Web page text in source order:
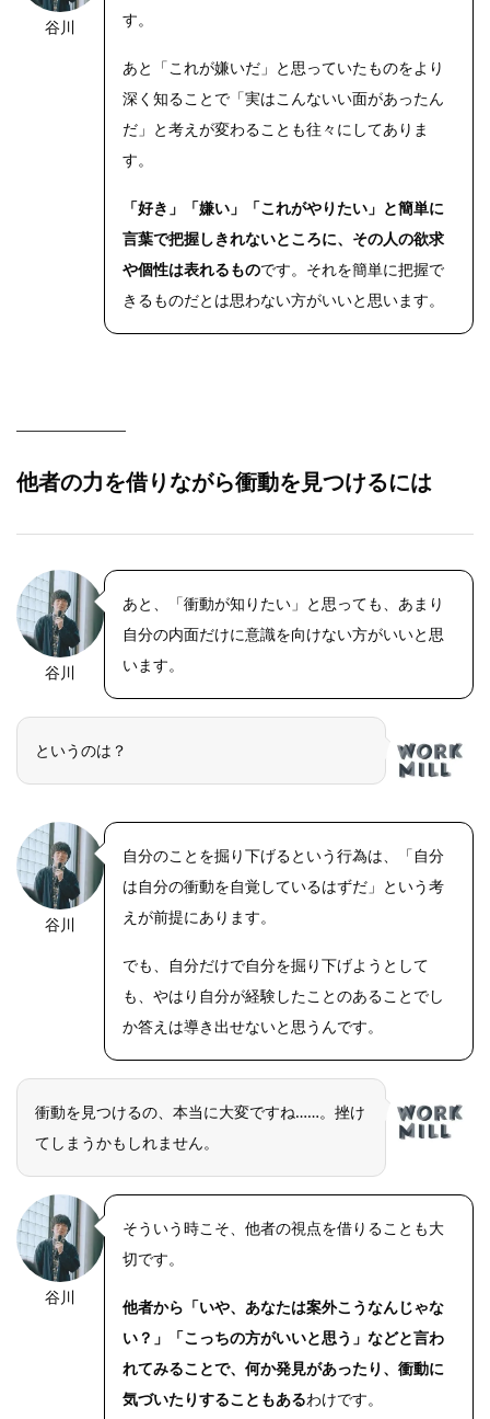
谷川
す。
あと「これが嫌いだ」と思っていたものをより
深く知ることで「実はこんないい面があったん
だ」と考えが変わることも往々にしてありま
す。
「好き」「嫌い」「これがやりたい」と簡単に
言葉で把握しきれないところに、その人の欲求
や個性は表れるものです。それを簡単に把握で
きるものだとは思わない方がいいと思います。
他者の力を借りながら衝動を見つけるには
谷川
あと、「衝動が知りたい」と思っても、あまり
自分の内面だけに意識を向けない方がいいと思
います。
というのは？
谷川
自分のことを掘り下げるという行為は、「自分
は自分の衝動を自覚しているはずだ」という考
えが前提にあります。
でも、自分だけで自分を掘り下げようとして
も、やはり自分が経験したことのあることでし
か答えは導き出せないと思うんです。
衝動を見つけるの、本当に大変ですね……。挫け
てしまうかもしれません。
谷川
そういう時こそ、他者の視点を借りることも大
切です。
他者から「いや、あなたは案外こうなんじゃな
い？」「こっちの方がいいと思う」などと言わ
れてみることで、何か発見があったり、衝動に
気づいたりすることもあるわけです。